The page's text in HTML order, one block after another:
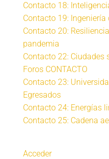
Contacto 18:
Contacto 19:
Contacto 20:
pandemia
Contacto 22: Ciudades
Foros CONTACTO
Contacto 23:
Egresados
Contacto 24: Energías
Contacto 25: Cadena
Acceder